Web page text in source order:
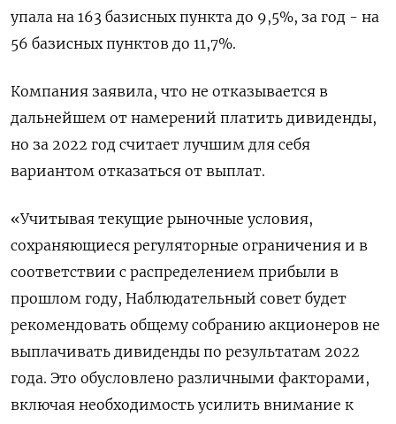
упала на 163 базисных пункта до 9,5%, за год - на
56 базисных пунктов до 11,7%.
Компания заявила, что не отказывается в
дальнейшем от намерений платить дивиденды,
но за 2022 год считает лучшим для себя
вариантом отказаться от выплат.
«Учитывая текущие рыночные условия,
сохраняющиеся регуляторные ограничения и в
соответствии с распределением прибыли в
прошлом году, Наблюдательный совет будет
рекомендовать общему собранию акционеров не
выплачивать дивиденды по результатам 2022
года. Это обусловлено различными факторами,
включая необходимость усилить внимание к